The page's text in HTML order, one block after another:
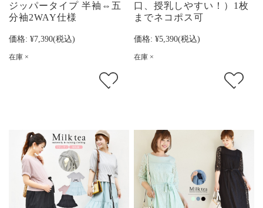
ジッパータイプ 半袖⇔五
分袖2WAY仕様
価格: ¥7,390(税込)
在庫 ×
口、授乳しやすい！）1枚
までネコポス可
価格: ¥5,390(税込)
在庫 ×